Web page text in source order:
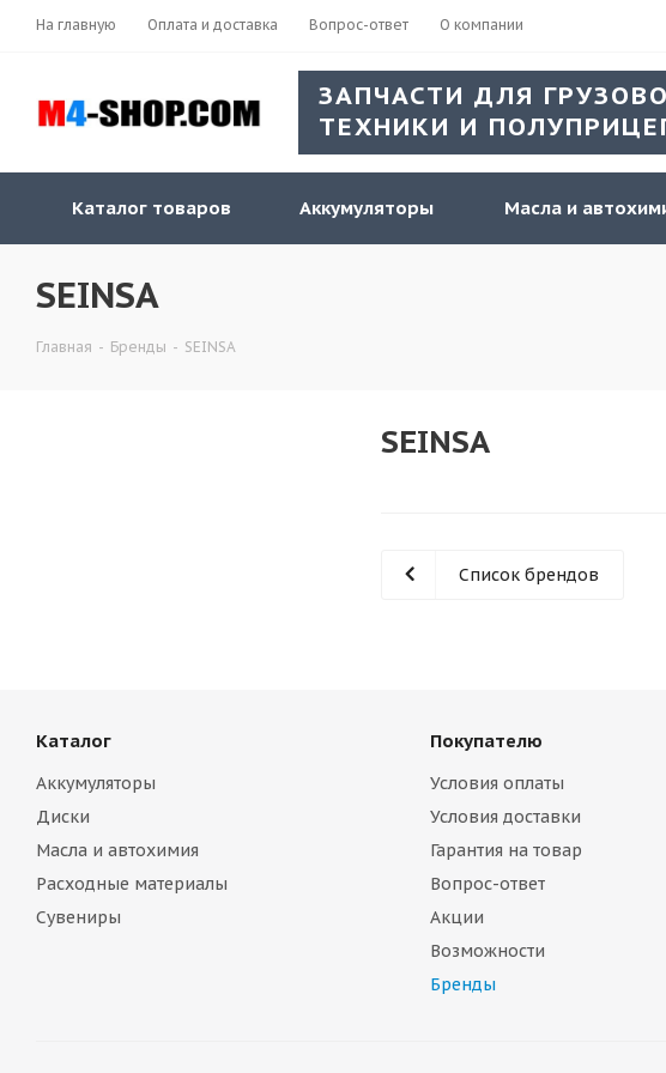
На главную Оплата и доставка Вопрос-ответ О компании
ЗАПЧАСТИ ДЛЯ
ТЕХНИКИ И
Каталог товаров Аккумуляторы Масла и
SEINSA
Главная - Бренды - SEINSA
SEINSA
Список брендов
Каталог
Аккумуляторы
Диски
Масла и автохимия
Расходные материалы
Сувениры
Покупателю
Условия оплаты
Условия доставки
Гарантия на товар
Вопрос-ответ
Акции
Возможности
Бренды